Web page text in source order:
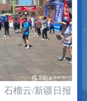
石榴云/新疆日报